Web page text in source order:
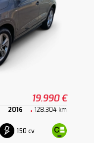
19.990 €
2016 128.304 km
150 cv